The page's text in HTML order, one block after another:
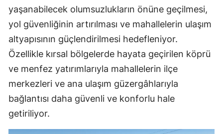
yaşanabilecek olumsuzlukların önüne geçilmesi,
yol güvenliğinin artırılması ve mahallelerin ulaşım
altyapısının güçlendirilmesi hedefleniyor.
Özellikle kırsal bölgelerde hayata geçirilen köprü
ve menfez yatırımlarıyla mahallelerin ilçe
merkezleri ve ana ulaşım güzergâhlarıyla
bağlantısı daha güvenli ve konforlu hale
getiriliyor.